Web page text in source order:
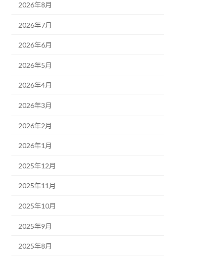
2026年8月
2026年7月
2026年6月
2026年5月
2026年4月
2026年3月
2026年2月
2026年1月
2025年12月
2025年11月
2025年10月
2025年9月
2025年8月